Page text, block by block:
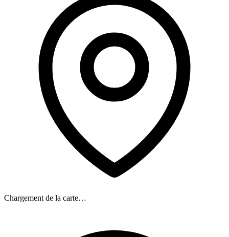
Chargement de la carte…